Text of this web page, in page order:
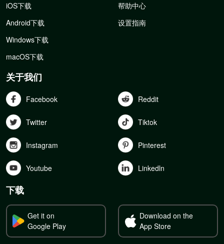
iOS下载
Android下载
Windows下载
macOS下载
帮助中心
设置指南
关于我们
Facebook Reddit
Twitter Tiktok
Instagram Pinterest
Youtube Linkedln
下载
Get it on
Google Play
Download on the
App Store